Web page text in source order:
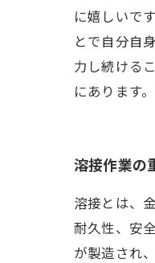
に嬉しいで
とで自分自
力し続ける
にあります
溶接作業の
溶接とは、
耐久性、安
が製造され